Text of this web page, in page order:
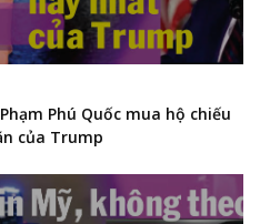
Phú Quốc mua hộ chiếu
của Trump